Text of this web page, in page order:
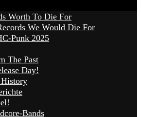
Worth To Die For
We Would Die For
Punk 2025
The Past
Day!
Bands